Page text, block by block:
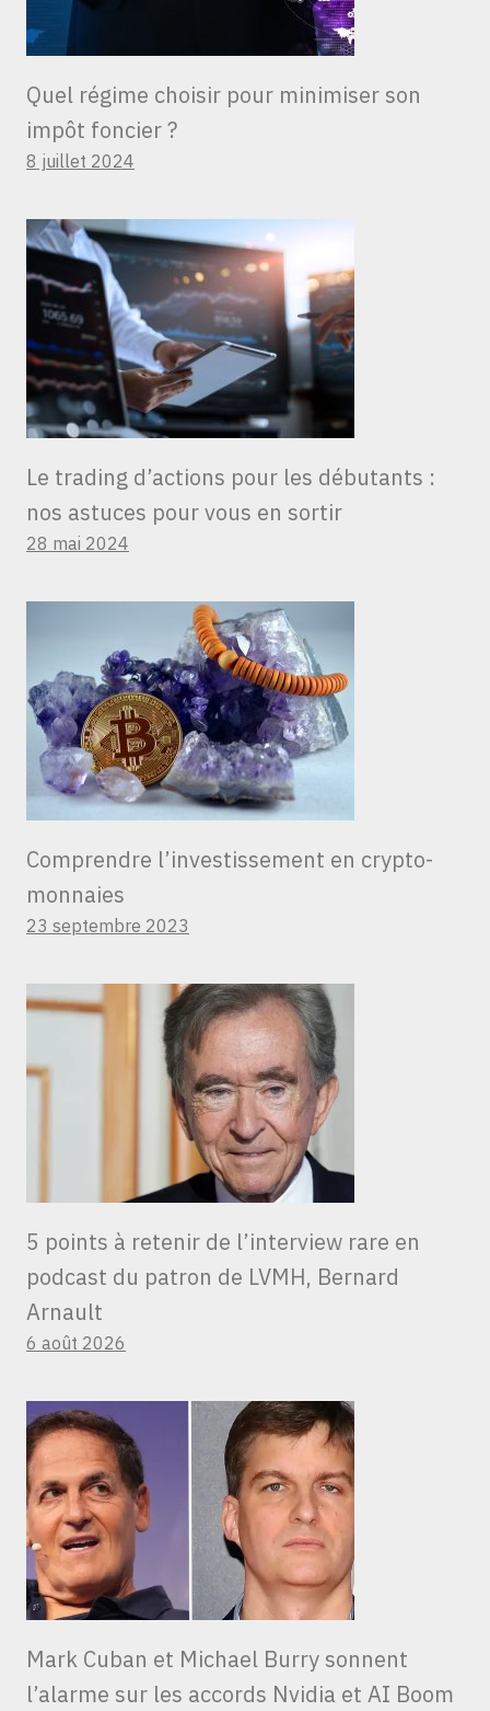
Quel régime choisir pour minimiser son
impôt foncier ?
8 juillet 2024
Le trading d’actions pour les débutants :
nos astuces pour vous en sortir
28 mai 2024
Comprendre l’investissement en crypto-
monnaies
23 septembre 2023
5 points à retenir de l’interview rare en
podcast du patron de LVMH, Bernard
Arnault
6 août 2026
Mark Cuban et Michael Burry sonnent
l’alarme sur les accords Nvidia et AI Boom